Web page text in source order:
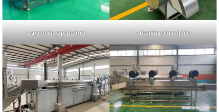
Lavadora y peladora Maquina cortadora